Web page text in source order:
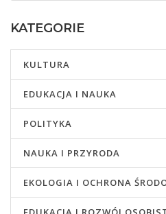
KATEGORIE
KULTURA
EDUKACJA I NAUKA
POLITYKA
NAUKA I PRZYRODA
EKOLOGIA I OCHRONA